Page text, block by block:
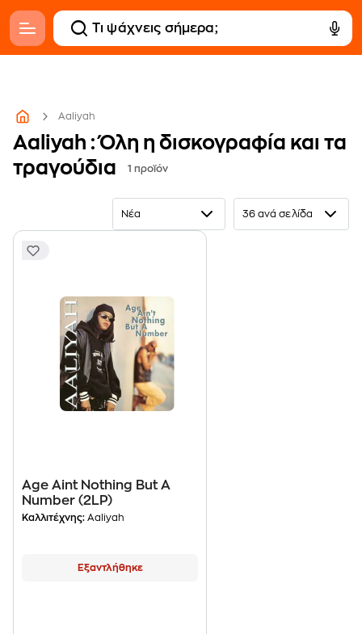
Aaliyah
Aaliyah : Όλη η δισκογραφία και τα
τραγούδια
1 προϊόν
Νέα 36 ανά σελίδα
Age Aint Nothing But A
Number (2LP)
Καλλιτέχνης: Aaliyah
Εξαντλήθηκε